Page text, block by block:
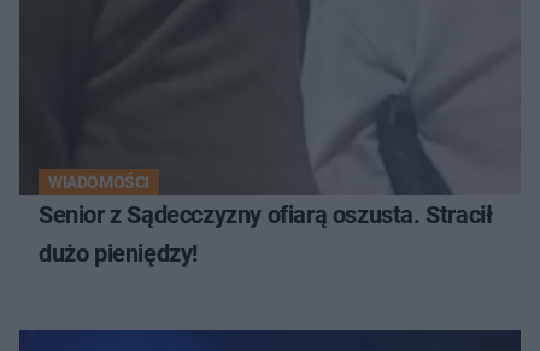
WIADOMOŚCI
Senior z Sądecczyzny ofiarą oszusta. Stracił
dużo pieniędzy!